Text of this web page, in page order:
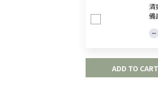
清
備
ADD TO CART